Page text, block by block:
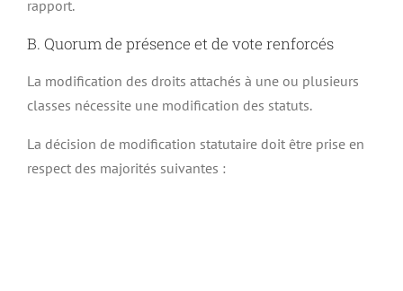
rapport.
B. Quorum de présence et de vote renforcés
La modification des droits attachés à une ou plusieurs
classes nécessite une modification des statuts.
La décision de modification statutaire doit être prise en
respect des majorités suivantes :